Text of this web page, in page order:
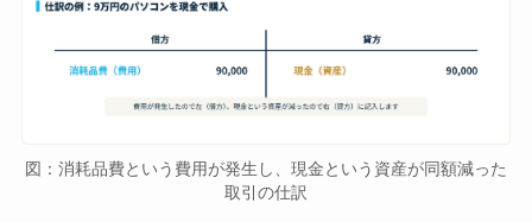
図：消耗品費という費用が発生し、現金という資産が同額減った
取引の仕訳